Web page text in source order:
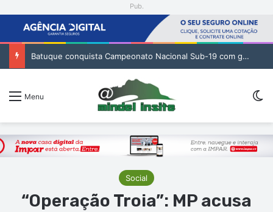
Pub.
Batuque conquista Campeonato Nacional Sub-19 com golo de Erickson no prolongamento
Menu
Social
“Operação Troia”: MP acusa